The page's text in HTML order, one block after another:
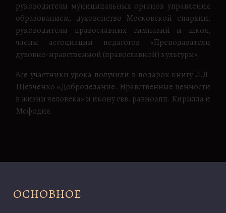
руководители муниципальных органов управления
образованием, духовенство Московской епархии,
руководители православных гимназий и школ,
члены ассоциации педагогов «Преподаватели
духовно-нравственной (православной) культуры».
Все участники урока получили в подарок книгу Л.Л.
Шевченко «Доброделание. Нравственные ценности
в жизни человека» и икону свв. равноапп. Кирилла и
Мефодия.
ОСНОВНОЕ